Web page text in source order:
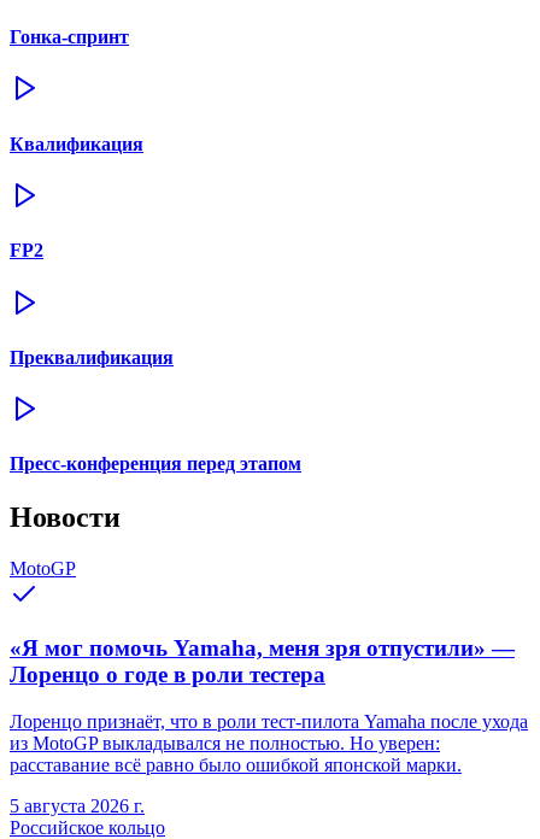
Гонка-спринт
Квалификация
FP2
Преквалификация
Пресс-конференция перед этапом
Новости
MotoGP
«Я мог помочь Yamaha, меня зря отпустили» —
Лоренцо о годе в роли тестера
Лоренцо признаёт, что в роли тест-пилота Yamaha после ухода
из MotoGP выкладывался не полностью. Но уверен:
расставание всё равно было ошибкой японской марки.
5 августа 2026 г.
Российское кольцо